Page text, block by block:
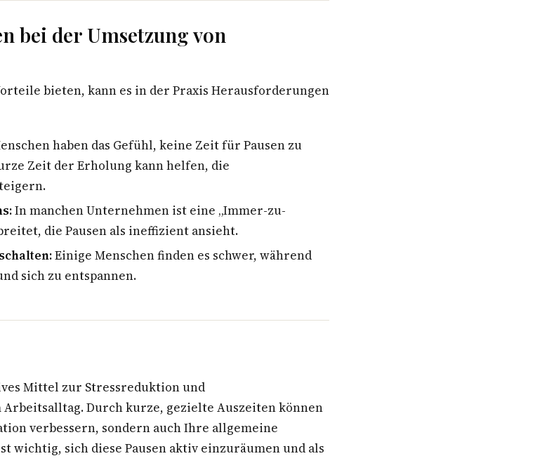
bei der Umsetzung von
bieten, kann es in der Praxis Herausforderungen
haben das Gefühl, keine Zeit für Pausen zu
Zeit der Erholung kann helfen, die
In manchen Unternehmen ist eine „Immer-zu-
die Pausen als ineffizient ansieht.
Einige Menschen finden es schwer, während
sich zu entspannen.
Mittel zur Stressreduktion und
Durch kurze, gezielte Auszeiten können
verbessern, sondern auch Ihre allgemeine
wichtig, sich diese Pausen aktiv einzuräumen und als